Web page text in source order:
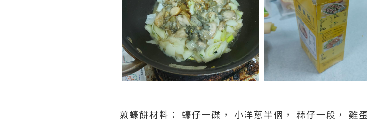
煎蠔餅材料： 蠔仔一碟， 小洋蔥半個， 蒜仔一段， 雞